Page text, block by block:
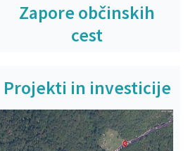
Zapore občinskih
cest
Projekti in investicije